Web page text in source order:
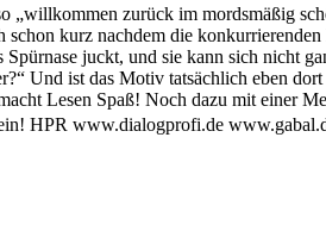
„willkommen zurück im mordsmäßig
kurz nachdem die
juckt, und sie kann sich nicht
Und ist das Motiv tatsächlich eben dort
Lesen Spaß! Noch dazu mit einer
HPR www.dialogprofi.de